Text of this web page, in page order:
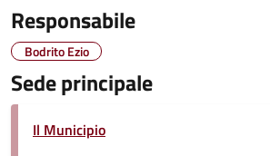
Responsabile
Bodrito Ezio
Sede principale
Il Municipio